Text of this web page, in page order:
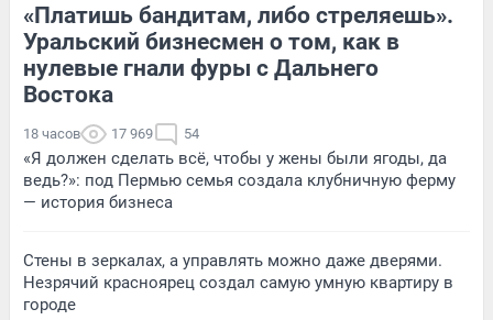
«Платишь бандитам, либо стреляешь».
Уральский бизнесмен о том, как в
нулевые гнали фуры с Дальнего
Востока
18 часов 17 969 54
«Я должен сделать всё, чтобы у жены были ягоды, да
ведь?»: под Пермью семья создала клубничную ферму
— история бизнеса
Стены в зеркалах, а управлять можно даже дверями.
Незрячий красноярец создал самую умную квартиру в
городе